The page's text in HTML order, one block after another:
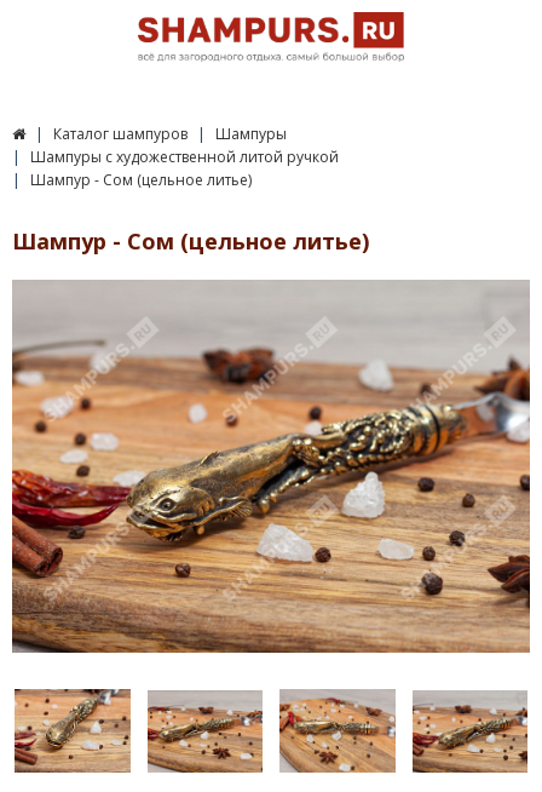
Каталог шампуров
Шампуры
Шампуры c художественной литой ручкой
Шампур - Сом (цельное литье)
Шампур - Сом (цельное литье)